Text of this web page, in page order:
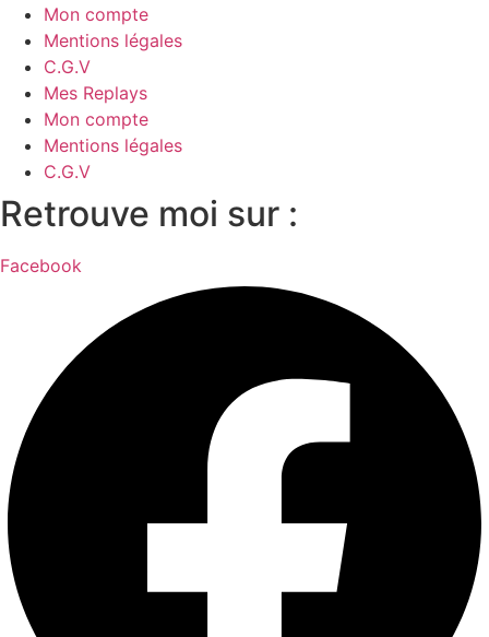
Mon compte
Mentions légales
C.G.V
Mes Replays
Mon compte
Mentions légales
C.G.V
Retrouve moi sur :
Facebook